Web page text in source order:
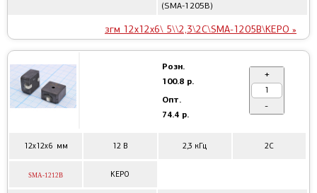
(SMA-1205B)
згм 12x12x6\ 5\\2,3\2C\SMA-1205B\KEPO »
12x12x6 мм 12 В 2,3 кГц 2C
SMA-1212B KEPO
Розн.
100.8 р.
Опт.
74.4 р.
+
-